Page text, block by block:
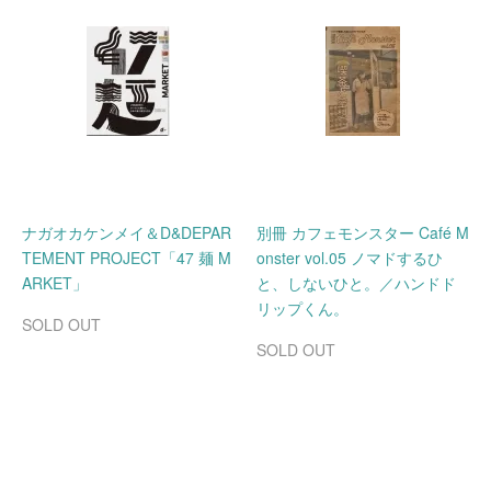
ナガオカケンメイ＆D&DEPAR
TEMENT PROJECT「47 麺 M
ARKET」
SOLD OUT
別冊 カフェモンスター Café M
onster vol.05 ノマドするひ
と、しないひと。／ハンドド
リップくん。
SOLD OUT